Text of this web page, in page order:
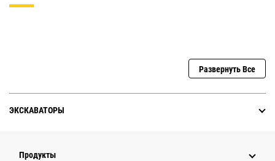
Развернуть Все
ЭКСКАВАТОРЫ
Продукты